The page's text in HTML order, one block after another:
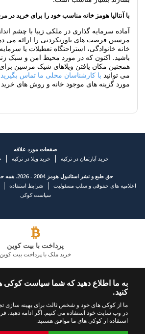
با آنتالیا هومز خانه مناسب خود را برای خرید در
آماده سرمایه گذاری در ملکی زیبا با چشم
مرسین فرصت های باورنکردنی را ارائه می
خانه خانوادگی، استراحتگاه تعطیلات یا
باشید. اکنون که در مورد محیط امن و سبک
همچنین مکان یافتن ویلاهای شیک مرسین
می توانیدبا کارشناسان محلی ما تماس بگیرید
مورد گزینه های موجود خانه و روش های
خرید ویلا در ترکیه
اعلامیه های حقوقی و سلب مسئولیت
شرایط استفاده
سیاست کوکی
پرداخت با بیت کوین
خرید ملک با پرداخت بیت کوین
با ما تماس بگیرید
+902423245494
به ما اطلاع دهید که شما سیاست کوکی
کنید.
ما از کوکی های خود و شخص ثالث برای بهینه سازی
در وب سایت خود استفاده می کنیم. اگر ادامه دهید،
استفاده از کوکی های ما موافق هستید.